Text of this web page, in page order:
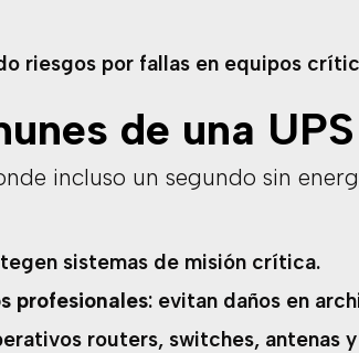
riesgos por fallas en equipos
de una UPS
incluso un segundo sin
sistemas de misión crítica.
profesionales: evitan daños en
routers, switches, antenas